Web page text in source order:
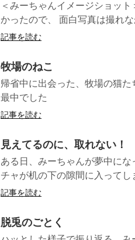
＜みーちゃんイメージショッ
かったので、 面白写真は撮れ
記事を読む
牧場のねこ
帰省中に出会った、牧場の猫
最中でした
記事を読む
見えてるのに、取れない！
ある日、みーちゃんが夢中に
チャが机の下の隙間に入って
記事を読む
脱兎のごとく